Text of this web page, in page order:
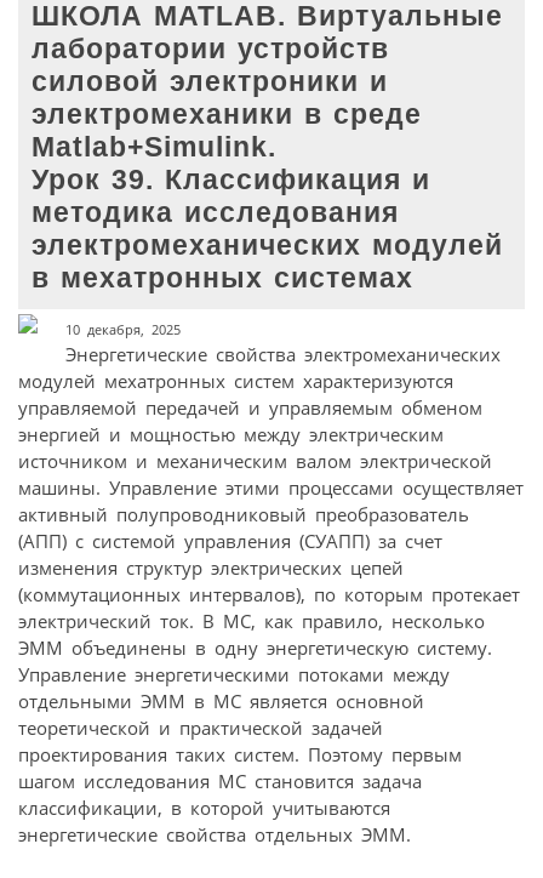
ШКОЛА MATLAB. Виртуальные
лаборатории устройств
силовой электроники и
электромеханики в среде
Matlab+Simulink.
Урок 39. Классификация и
методика исследования
электромеханических модулей
в мехатронных системах
10 декабря, 2025
Энергетические свойства электромеханических
модулей мехатронных систем характеризуются
управляемой передачей и управляемым обменом
энергией и мощностью между электрическим
источником и механическим валом электрической
машины. Управление этими процессами осуществляет
активный полупроводниковый преобразователь
(АПП) с системой управления (СУАПП) за счет
изменения структур электрических цепей
(коммутационных интервалов), по которым протекает
электрический ток. В МС, как правило, несколько
ЭММ объединены в одну энергетическую систему.
Управление энергетическими потоками между
отдельными ЭММ в МС является основной
теоретической и практической задачей
проектирования таких систем. Поэтому первым
шагом исследования МС становится задача
классификации, в которой учитываются
энергетические свойства отдельных ЭММ.